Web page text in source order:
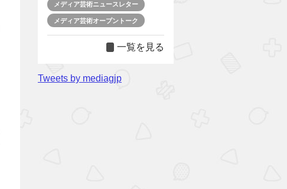
メディア芸術ニュースレター
メディア芸術オープントーク
一覧を見る
Tweets by mediagjp